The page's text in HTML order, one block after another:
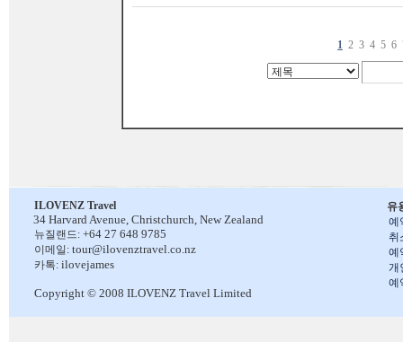
1 2 3 4 5 6
유
예
취
예
개
예
ILOVENZ Travel
34 Harvard Avenue, Christchurch, New Zealand
뉴질랜드: +64 27 648 9785
이메일: tour@ilovenztravel.co.nz
카톡: ilovejames
Copyright © 2008 ILOVENZ Travel Limited